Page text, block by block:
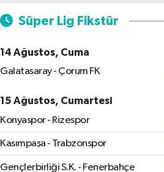
Süper Lig Fikstür
14 Ağustos, Cuma
Galatasaray - Çorum FK
15 Ağustos, Cumartesi
Konyaspor - Rizespor
Kasımpaşa - Trabzonspor
Gençlerbirliği S.K. - Fenerbahçe